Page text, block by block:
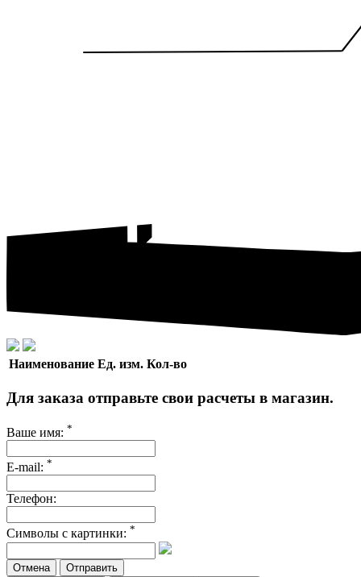
Наименование Ед. изм. Кол-во
Для заказа отправьте свои расчеты в магазин.
Ваше имя: *
E-mail: *
Телефон:
Символы с картинки: *
Отмена